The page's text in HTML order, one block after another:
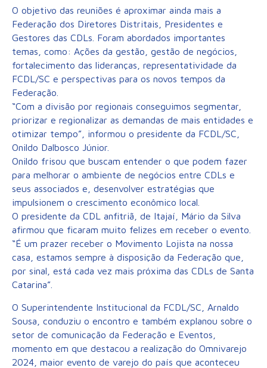
O objetivo das reuniões é aproximar ainda mais a
Federação dos Diretores Distritais, Presidentes e
Gestores das CDLs. Foram abordados importantes
temas, como: Ações da gestão, gestão de negócios,
fortalecimento das lideranças, representatividade da
FCDL/SC e perspectivas para os novos tempos da
Federação.
“Com a divisão por regionais conseguimos segmentar,
priorizar e regionalizar as demandas de mais entidades e
otimizar tempo”, informou o presidente da FCDL/SC,
Onildo Dalbosco Júnior.
Onildo frisou que buscam entender o que podem fazer
para melhorar o ambiente de negócios entre CDLs e
seus associados e, desenvolver estratégias que
impulsionem o crescimento econômico local.
O presidente da CDL anfitriã, de Itajaí, Mário da Silva
afirmou que ficaram muito felizes em receber o evento.
“É um prazer receber o Movimento Lojista na nossa
casa, estamos sempre à disposição da Federação que,
por sinal, está cada vez mais próxima das CDLs de Santa
Catarina”.
O Superintendente Institucional da FCDL/SC, Arnaldo
Sousa, conduziu o encontro e também explanou sobre o
setor de comunicação da Federação e Eventos,
momento em que destacou a realização do Omnivarejo
2024, maior evento de varejo do país que aconteceu